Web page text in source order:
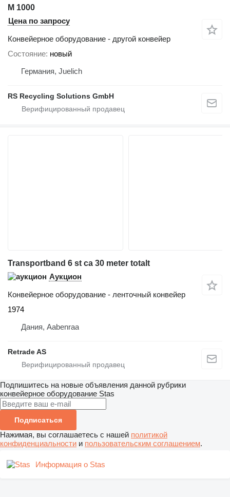
M 1000
Цена по запросу
Конвейерное оборудование - другой конвейер
Состояние новый
Германия, Juelich
RS Recycling Solutions GmbH
Transportband 6 st ca 30 meter totalt
Аукцион
Конвейерное оборудование - ленточный конвейер
1974
Дания, Aabenraa
Retrade AS
Подпишитесь на новые объявления данной рубрики
конвейерное оборудование Stas
Подписаться
Нажимая, вы соглашаетесь с нашей политикой
конфиденциальности и пользовательским соглашением.
Информация о Stas